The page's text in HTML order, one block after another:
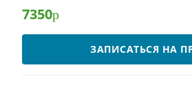
7350р
ЗАПИСАТЬСЯ НА